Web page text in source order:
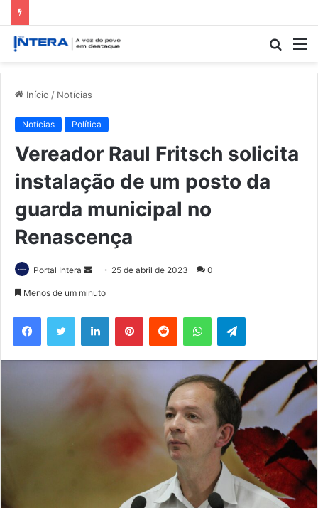
Início / Notícias
Notícias Política
Vereador Raul Fritsch solicita
instalação de um posto da
guarda municipal no
Renascença
Portal Intera
Mande
mail
25 de abril de 2023 0
Menos de um minuto
FacebookTwitter LinkedinPinterestReddit WhatsAppTelegram